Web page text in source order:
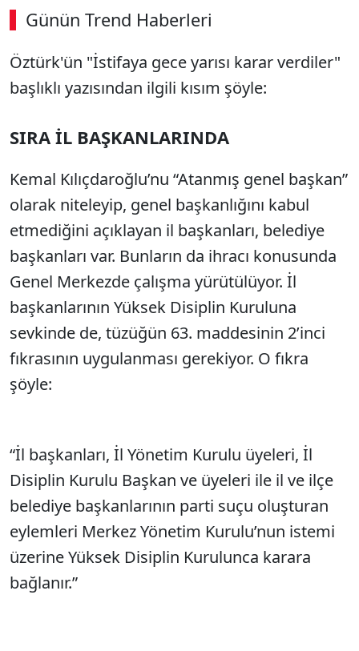
Günün Trend Haberleri
SÖZCÜ SON DAKİKA
Öztürk'ün "İstifaya gece yarısı karar verdiler"
başlıklı yazısından ilgili kısım şöyle:
SIRA İL BAŞKANLARINDA
Kemal Kılıçdaroğlu’nu “Atanmış genel başkan”
olarak niteleyip, genel başkanlığını kabul
etmediğini açıklayan il başkanları, belediye
başkanları var. Bunların da ihracı konusunda
Genel Merkezde çalışma yürütülüyor. İl
başkanlarının Yüksek Disiplin Kuruluna
sevkinde de, tüzüğün 63. maddesinin 2’inci
fıkrasının uygulanması gerekiyor. O fıkra
şöyle:
“İl başkanları, İl Yönetim Kurulu üyeleri, İl
Disiplin Kurulu Başkan ve üyeleri ile il ve ilçe
belediye başkanlarının parti suçu oluşturan
eylemleri Merkez Yönetim Kurulu’nun istemi
üzerine Yüksek Disiplin Kurulunca karara
bağlanır.”